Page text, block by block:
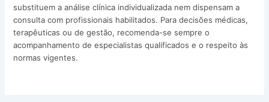
substituem a análise clínica individualizada nem dispensam a
consulta com profissionais habilitados. Para decisões médicas,
terapêuticas ou de gestão, recomenda-se sempre o
acompanhamento de especialistas qualificados e o respeito às
normas vigentes.